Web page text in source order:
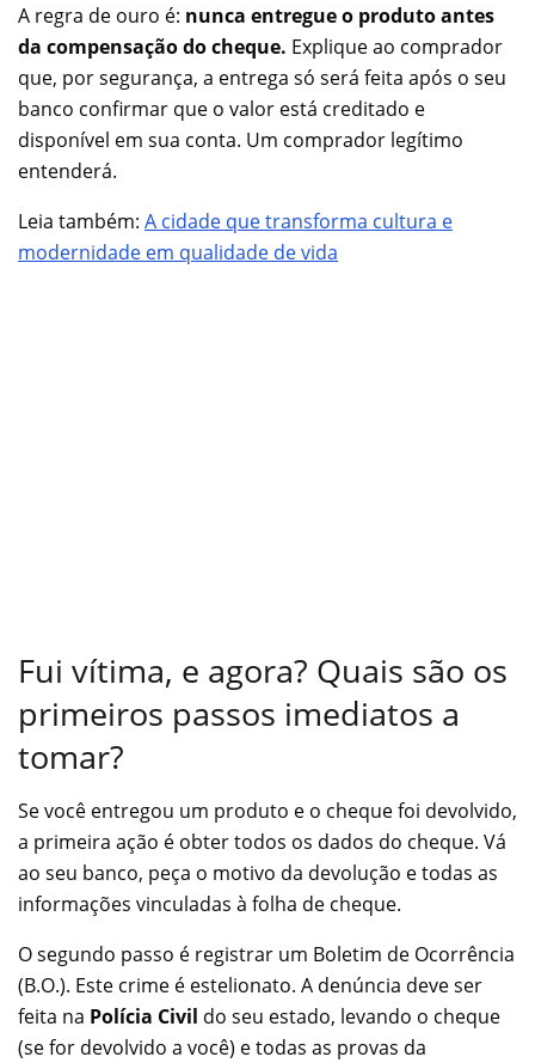
A regra de ouro é: nunca entregue o produto antes
da compensação do cheque. Explique ao comprador
que, por segurança, a entrega só será feita após o seu
banco confirmar que o valor está creditado e
disponível em sua conta. Um comprador legítimo
entenderá.
Leia também: A cidade que transforma cultura e
modernidade em qualidade de vida
Fui vítima, e agora? Quais são os
primeiros passos imediatos a
tomar?
Se você entregou um produto e o cheque foi devolvido,
a primeira ação é obter todos os dados do cheque. Vá
ao seu banco, peça o motivo da devolução e todas as
informações vinculadas à folha de cheque.
O segundo passo é registrar um Boletim de Ocorrência
(B.O.). Este crime é estelionato. A denúncia deve ser
feita na Polícia Civil do seu estado, levando o cheque
(se for devolvido a você) e todas as provas da